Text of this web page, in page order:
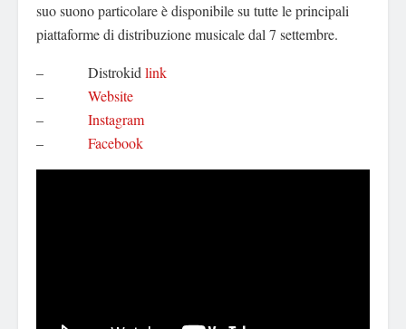
suo suono particolare è disponibile su tutte le principali
piattaforme di distribuzione musicale dal 7 settembre.
– Distrokid link
– Website
– Instagram
– Facebook